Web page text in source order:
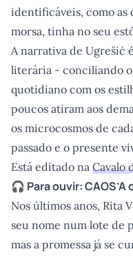
identificáveis, como as
morsa, tinha no seu
A narrativa de Ugrešić
literária - conciliando
quotidiano com os
poucos atiram aos
os microcosmos de
passado e o presente
Está editado na Cavalo
🎧 Para ouvir:CAOS’A
Nos últimos anos, Rita
seu nome num lote de
mas a promessa já se